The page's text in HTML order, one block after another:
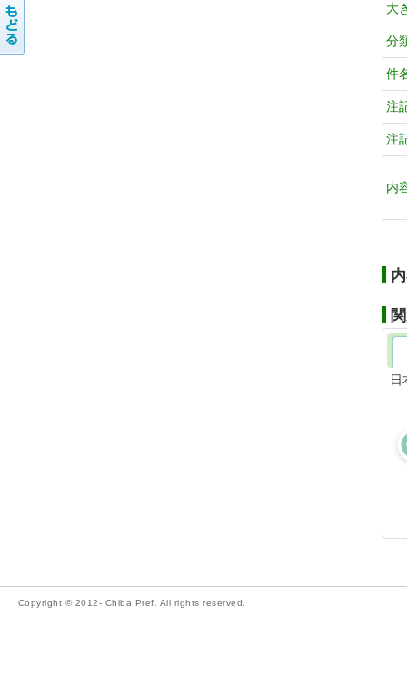
大
分
件
注
注
内
日
Copyright © 2012- Chiba Pref. All rights reserved.